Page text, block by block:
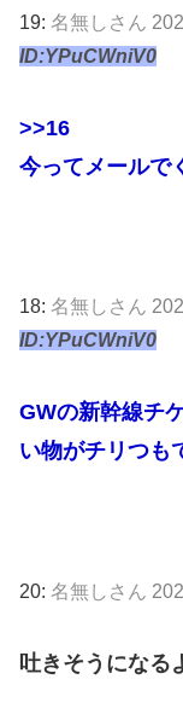
19: 名無しさん
ID:YPuCWniV0
>>16
今ってメールで
18: 名無しさん
ID:YPuCWniV0
GWの新幹線チ
い物がチリつも
20: 名無しさん
吐きそうになる